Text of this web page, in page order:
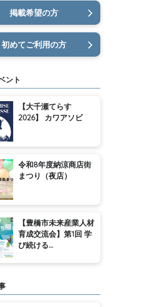
掲載希望の方
初めてご利用の方
ント
【大千瀬てらす
2026】 カワアソビ
令和8年度納涼商店街
まつり（夜店）
【豊橋市未来産業人材
育成交流会】第1回 学
び続ける...